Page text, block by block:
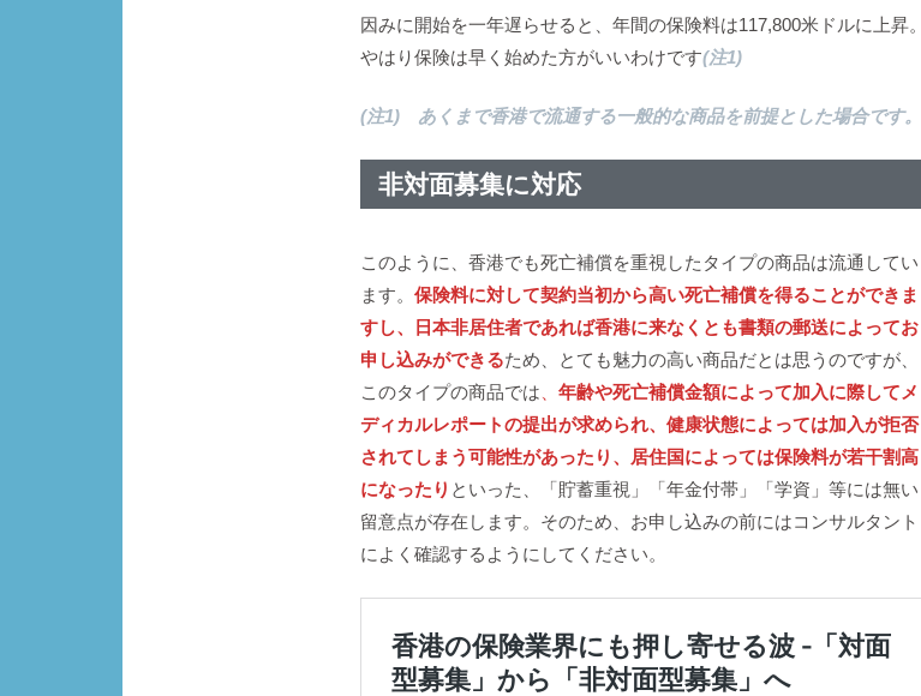
因みに開始を一年遅らせると、年間の保険料は117,800米ドルに上昇。
やはり保険は早く始めた方がいいわけです(注1)
(注1) あくまで香港で流通する一般的な商品を前提とした場合です。
非対面募集に対応
このように、香港でも死亡補償を重視したタイプの商品は流通してい
ます。保険料に対して契約当初から高い死亡補償を得ることができま
すし、日本非居住者であれば香港に来なくとも書類の郵送によってお
申し込みができるため、とても魅力の高い商品だとは思うのですが、
このタイプの商品では 、年齢や死亡補償金額によって加入に際してメ
ディカルレポートの提出が求められ、健康状態によっては加入が拒否
されてしまう可能性があったり、居住国によっては保険料が若干割高
になったり といった、「貯蓄重視」「年金付帯」「学資」等には無い
留意点が存在します。そのため、お申し込みの前にはコンサルタント
によく確認するようにしてください。